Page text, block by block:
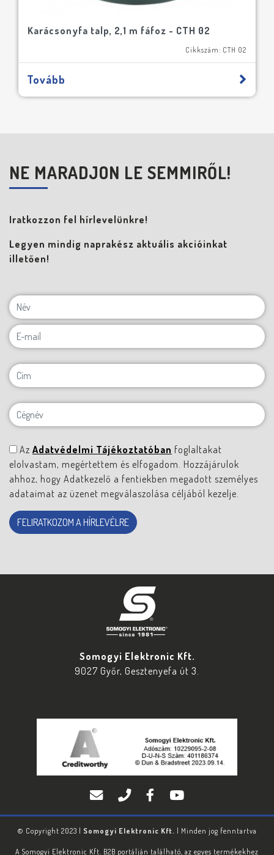
Karácsonyfa talp, 2,1 m fáfoz - CTH 02
Cikkszám: CTH 02
Tovább
NE MARADJON LE SEMMIRŐL!
Iratkozzon fel hírlevelünkre!
Legyen mindig naprakész aktuális akcióinkat
illetően!
Az Adatvédelmi Tájékoztatóban foglaltakat
elolvastam, megértettem és elfogadom. Hozzájárulok
ahhoz, hogy Adatkezelő a fentiekben megadott személyes
adataimat az üzenet megválaszolása céljából kezelje.
FELIRATKOZOM A HÍRLEVÉLRE
Somogyi Elektronic Kft.
9027 Győr, Gesztenyefa út 3.
© Copyright 2023 | Somogyi Elektronic Kft. | Minden jog fenntartva
A Somogyi Elektronic Kft. B2B portálján található, az egyes termékekhez